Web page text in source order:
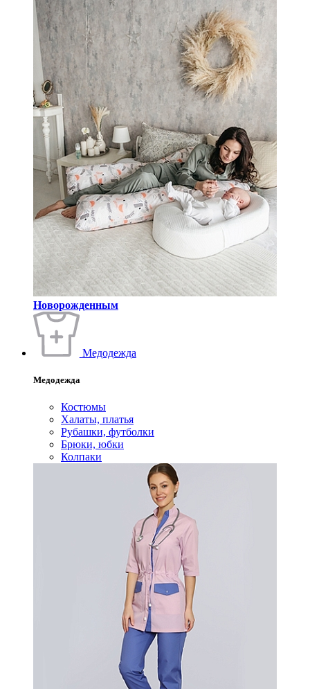
Новорожденным
Медодежда
Медодежда
Костюмы
Халаты, платья
Рубашки, футболки
Брюки, юбки
Колпаки